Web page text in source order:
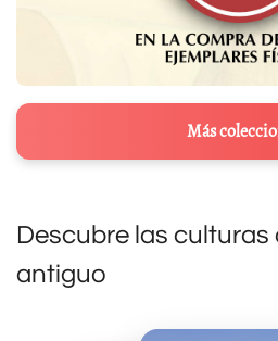
Más
Descubre las culturas
antiguo